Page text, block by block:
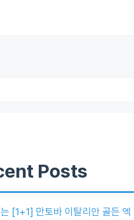
Posts
[1+1] 만토바 이탈리안 골든 엑